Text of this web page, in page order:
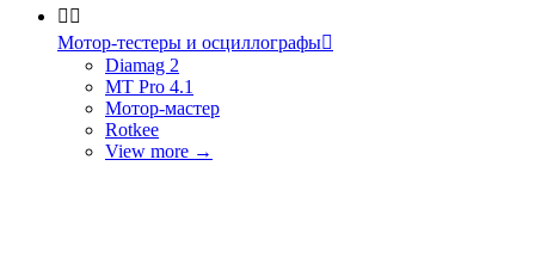
 
Мотор-тестеры и осциллографы
Diamag 2
MT Pro 4.1
Мотор-мастер
Rotkee
View more →